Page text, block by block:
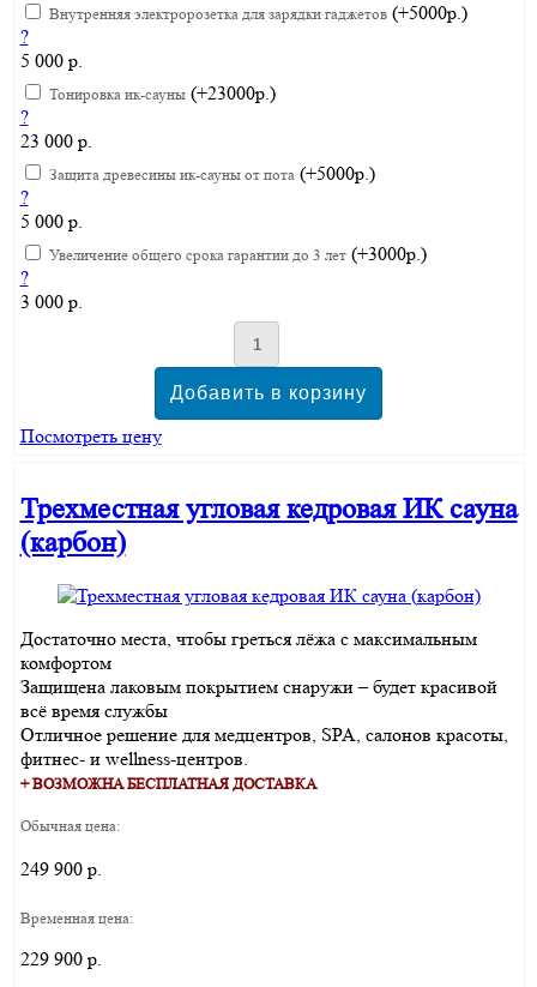
Внутренняя электророзетка для зарядки гаджетов(+5000р.)
?
5 000 р.
Тонировка ик-сауны(+23000р.)
?
23 000 р.
Защита древесины ик-сауны от пота(+5000р.)
?
5 000 р.
Увеличение общего срока гарантии до 3 лет(+3000р.)
?
3 000 р.
Посмотреть цену
Трехместная угловая кедровая ИК сауна
(карбон)
Достаточно места, чтобы греться лёжа с максимальным
комфортом
Защищена лаковым покрытием снаружи – будет красивой
всё время службы
Отличное решение для медцентров, SPA, салонов красоты,
фитнес- и wellness-центров.
+ ВОЗМОЖНА БЕСПЛАТНАЯ ДОСТАВКА
Обычная цена:
249 900 р.
Временная цена:
229 900 р.